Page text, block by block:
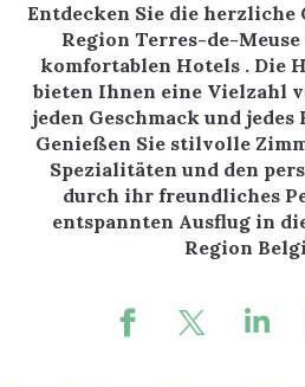
Entdecken Sie die herzliche
Region Terres-de-
komfortablen Hotels . Die
bieten Ihnen eine Vielzahl
jeden Geschmack und jedes
Genießen Sie stilvolle
Spezialitäten und den
durch ihr freundliches
entspannten Ausflug in
Region